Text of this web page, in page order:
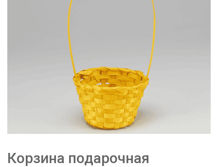
Корзина подарочная